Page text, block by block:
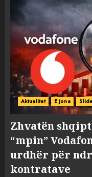
Aktualitet E jona
Zhvatën
“mpin”
urdhër për
kontratave